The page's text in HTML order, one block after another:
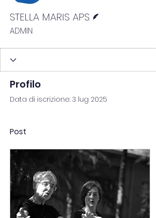
STELLA MARIS APS
ADMIN
Profilo
Data di iscrizione: 3 lug 2025
Post